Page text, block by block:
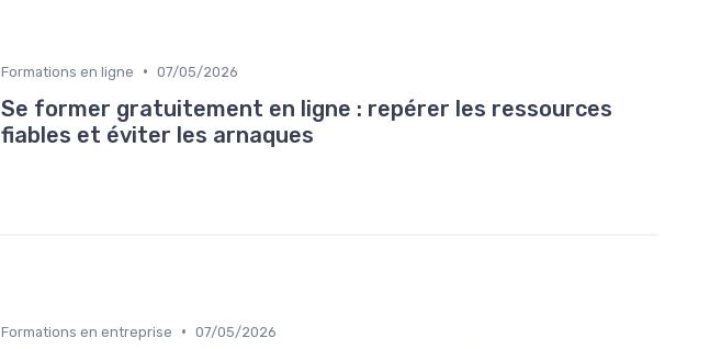
Formations en ligne • 07/05/2026
Se former gratuitement en ligne : repérer les ressources
fiables et éviter les arnaques
Formations en entreprise • 07/05/2026